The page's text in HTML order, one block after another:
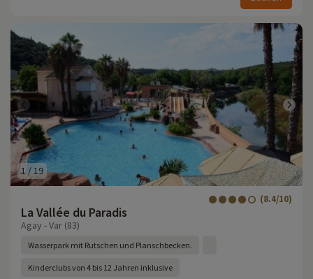
1 /19
La Vallée du Paradis
(8.4/10)
Agay - Var (83)
Wasserpark mit Rutschen und Planschbecken.
Kinderclubs von 4 bis 12 Jahren inklusive